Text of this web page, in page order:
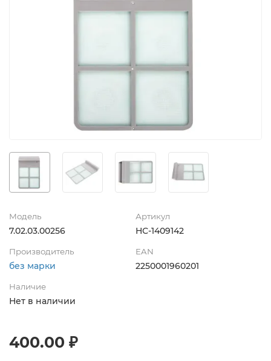
Модель
7.02.03.00256
Артикул
НС-1409142
Производитель
без марки
EAN
2250001960201
Наличие
Нет в наличии
400.00 ₽